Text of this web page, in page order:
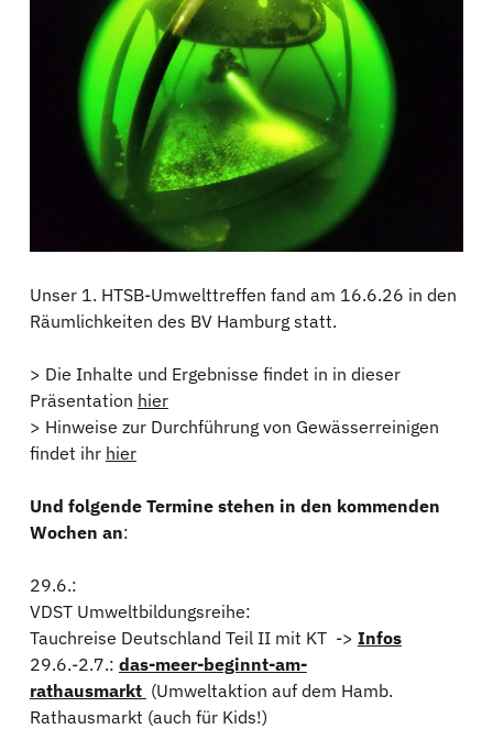
Unser 1. HTSB-Umwelttreffen fand am 16.6.26 in den
Räumlichkeiten des BV Hamburg statt.
> Die Inhalte und Ergebnisse findet in in dieser
Präsentation hier
> Hinweise zur Durchführung von Gewässerreinigen
findet ihr hier
Und folgende Termine stehen in den kommenden
Wochen an:
29.6.:
VDST Umweltbildungsreihe:
Tauchreise Deutschland Teil II mit KT -> Infos
29.6.-2.7.: das-meer-beginnt-am-
rathausmarkt (Umweltaktion auf dem Hamb.
Rathausmarkt (auch für Kids!)